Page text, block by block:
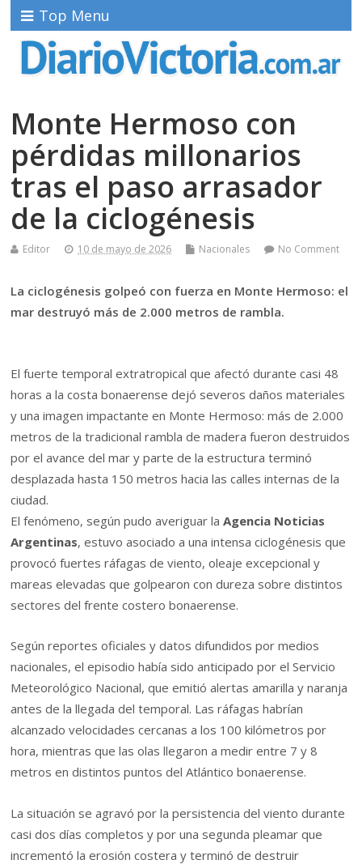
Top Menu
Monte Hermoso con
pérdidas millonarios
tras el paso arrasador
de la ciclogénesis
Editor 10 de mayo de 2026 Nacionales No Comment
La ciclogénesis golpeó con fuerza en Monte Hermoso: el
mar destruyó más de 2.000 metros de rambla.
El fuerte temporal extratropical que afectó durante casi 48
horas a la costa bonaerense dejó severos daños materiales
y una imagen impactante en Monte Hermoso: más de 2.000
metros de la tradicional rambla de madera fueron destruidos
por el avance del mar y parte de la estructura terminó
desplazada hasta 150 metros hacia las calles internas de la
ciudad.
El fenómeno, según pudo averiguar laAgencia Noticias
Argentinas, estuvo asociado a una intensa ciclogénesis que
provocó fuertes ráfagas de viento, oleaje excepcional y
mareas elevadas que golpearon con dureza sobre distintos
sectores del frente costero bonaerense.
Según reportes oficiales y datos difundidos por medios
nacionales, el episodio había sido anticipado por el Servicio
Meteorológico Nacional, que emitió alertas amarilla y naranja
antes de la llegada del temporal. Las ráfagas habrían
alcanzado velocidades cercanas a los 100 kilómetros por
hora, mientras que las olas llegaron a medir entre 7 y 8
metros en distintos puntos del Atlántico bonaerense.
La situación se agravó por la persistencia del viento durante
casi dos días completos y por una segunda pleamar que
incrementó la erosión costera y terminó de destruir